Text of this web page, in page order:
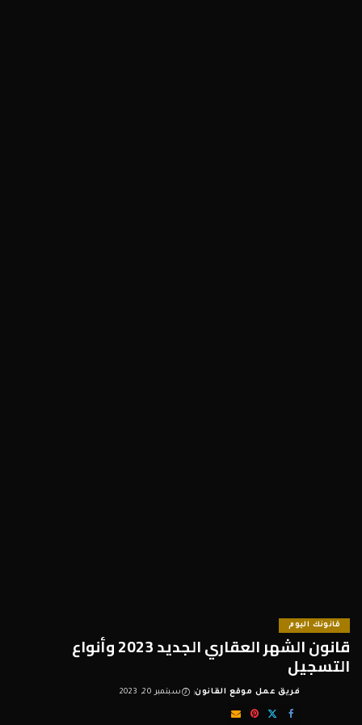
قانونك اليوم
قانون الشهر العقاري الجديد 2023 وأنواع
التسجيل
Posted
by
فريق عمل موقع القانون سبتمبر 20, 2023